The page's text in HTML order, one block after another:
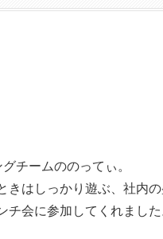
チームののってぃ。
はしっかり遊ぶ、社内の
会に参加してくれました